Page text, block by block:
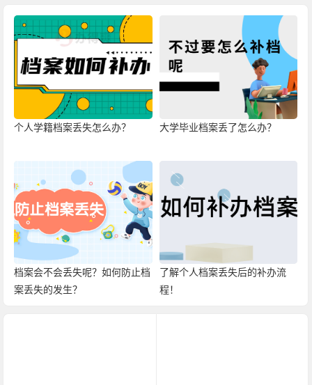
个人学籍档案丢失怎么办？ 大学毕业档案丢了怎么办？
档案会不会丢失呢？如何防止档
案丢失的发生？
了解个人档案丢失后的补办流
程！